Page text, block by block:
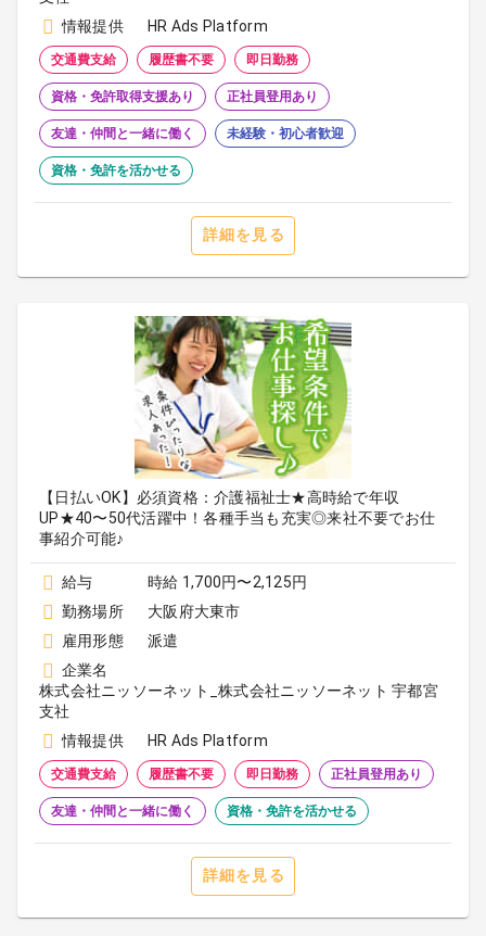
情報提供
HR Ads Platform
交通費支給 履歴書不要 即日勤務
資格・免許取得支援あり 正社員登用あり
友達・仲間と一緒に働く 未経験・初心者歓迎
資格・免許を活かせる
詳細を見る
【日払いOK】必須資格：介護福祉士★高時給で年収
UP★40〜50代活躍中！各種手当も充実◎来社不要でお仕
事紹介可能♪
給与
時給 1,700円〜2,125円
勤務場所
大阪府大東市
雇用形態
派遣
企業名
株式会社ニッソーネット_株式会社ニッソーネット 宇都宮
支社
情報提供
HR Ads Platform
交通費支給 履歴書不要 即日勤務 正社員登用あり
友達・仲間と一緒に働く 資格・免許を活かせる
詳細を見る